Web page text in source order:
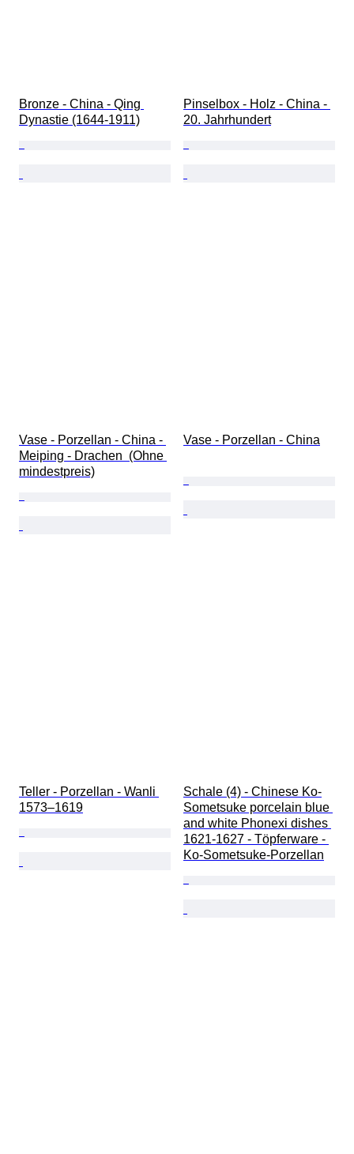
Bronze - China - Qing
Dynastie (1644-1911)
Pinselbox - Holz - China -
20. Jahrhundert
Vase - Porzellan - China -
Meiping - Drachen  (Ohne
mindestpreis)
Vase - Porzellan - China
Teller - Porzellan - Wanli
1573–1619
Schale (4) - Chinese Ko-
Sometsuke porcelain blue
and white Phonexi dishes
1621-1627 - Töpferware -
Ko-Sometsuke-Porzellan